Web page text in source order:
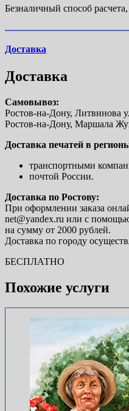
Безналичный способ
Доставка
Доставка
Самовывоз:
Ростов-на-Дону, Литвинова
Ростов-на-Дону, Маршала
Доставка печатей в
транспортными
почтой России.
Доставка по Ростову:
При оформлении заказа
net@yandex.ru или с
на сумму от 2000 рублей.
Доставка по городу
БЕСПЛАТНО
Похожие услуги